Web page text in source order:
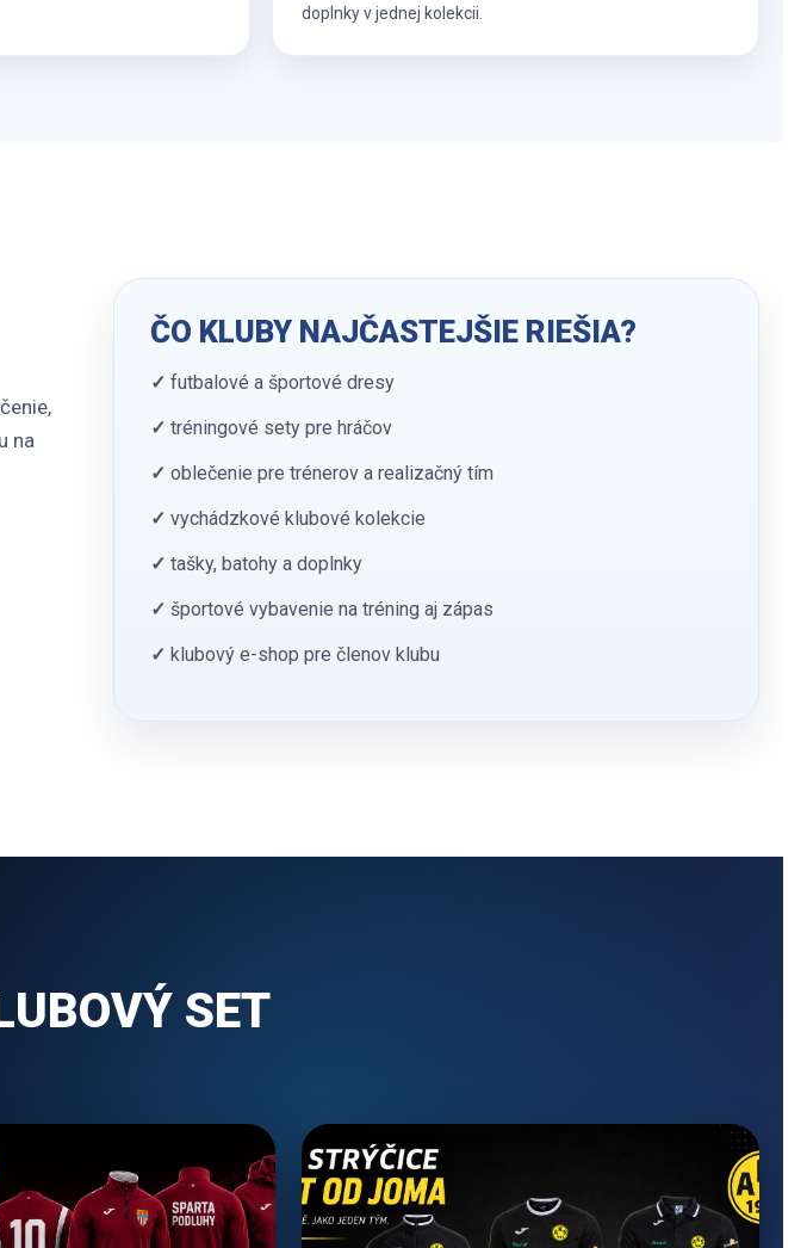
doplnky v jednej kolekcii.
na
ČO KLUBY NAJČASTEJŠIE RIEŠIA?
✓ futbalové a športové dresy
✓ tréningové sety pre hráčov
✓ oblečenie pre trénerov a realizačný tím
✓ vychádzkové klubové kolekcie
✓ tašky, batohy a doplnky
✓ športové vybavenie na tréning aj zápas
✓ klubový e-shop pre členov klubu
SET